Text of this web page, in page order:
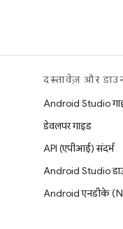
दस्तावेज़ और
Android Studio
डेवलपर गाइड
API (एपीआई) संदर्भ
Android Studio
Android एनडीके